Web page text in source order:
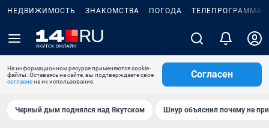
НЕДВИЖИМОСТЬ ЗНАКОМСТВА ПОГОДА ТЕЛЕПРОГРАММА
На информационном ресурсе применяются cookie-
файлы. Оставаясь на сайте, вы подтверждаете свое
согласиена их использование.
Согласен
Черный дым поднялся над Якутском Шнур объяснил почему не